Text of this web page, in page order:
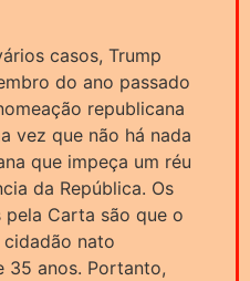
casos, Trump
do ano passado
republicana
vez que não há nada
que impeça um réu
da República. Os
Carta são que o
nato
35 anos. Portanto,